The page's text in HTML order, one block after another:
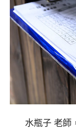
水瓶子 老師